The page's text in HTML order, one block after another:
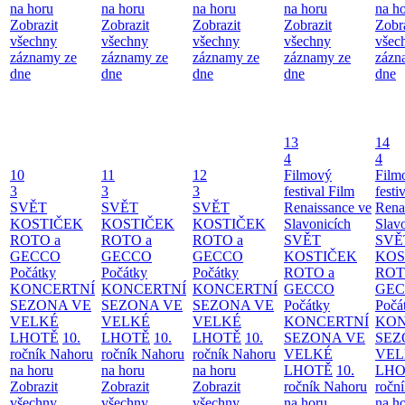
na horu
Zobrazit
všechny
záznamy ze
dne
na horu
Zobrazit
všechny
záznamy ze
dne
na horu
Zobrazit
všechny
záznamy ze
dne
na horu
Zobrazit
všechny
záznamy ze
dne
na
dne
10
3
SVĚT
KOSTIČEK
ROTO a
GECCO
Počátky
KONCERTNÍ
SEZONA VE
VELKÉ
LHOTĚ 10.
ročník Nahoru
na horu
Zobrazit
11
3
SVĚT
KOSTIČEK
ROTO a
GECCO
Počátky
KONCERTNÍ
SEZONA VE
VELKÉ
LHOTĚ 10.
ročník Nahoru
na horu
Zobrazit
12
3
SVĚT
KOSTIČEK
ROTO a
GECCO
Počátky
KONCERTNÍ
SEZONA VE
VELKÉ
LHOTĚ 10.
ročník Nahoru
na horu
Zobrazit
13
4
Filmový
festival Film
Renaissance ve
Slavonicích
SVĚT
KOSTIČEK
ROTO a
GECCO
Počátky
KONCERTNÍ
SEZONA VE
VELKÉ
LHOTĚ 10.
ročník Nahoru
14
4